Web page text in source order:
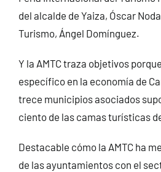
del alcalde de Yaiza, Óscar
Turismo, Ángel Domínguez.
Y la AMTC traza objetivos
específico en la economía de
trece municipios asociados
ciento de las camas turísticas
Destacable cómo la AMTC ha
de las ayuntamientos con el